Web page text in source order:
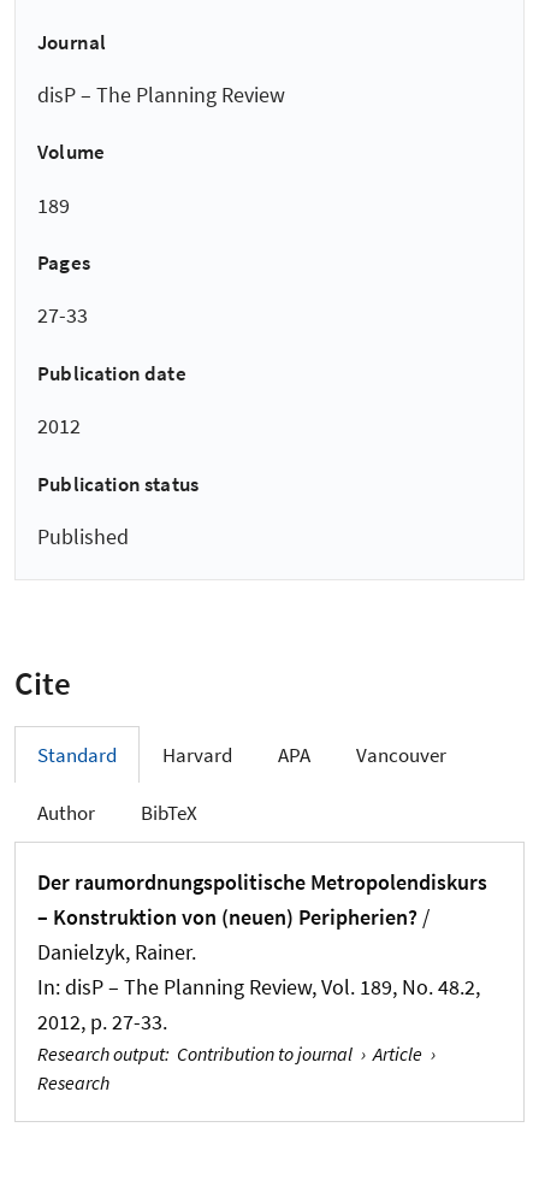
Journal
disP – The Planning Review
Volume
189
Pages
27-33
Publication date
2012
Publication status
Published
Cite
Standard Harvard APA Vancouver
Author BibTeX
Der raumordnungspolitische Metropolendiskurs
– Konstruktion von (neuen) Peripherien? /
Danielzyk, Rainer.
In:disP – The Planning Review, Vol. 189, No. 48.2,
2012, p. 27-33.
Research output: Contribution to journal › Article ›
Research